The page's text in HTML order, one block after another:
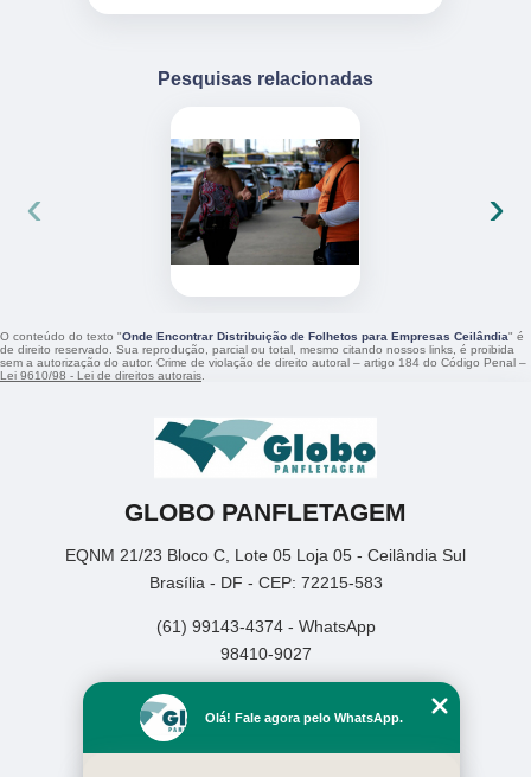
Pesquisas relacionadas
‹ ›
O conteúdo do texto "Onde Encontrar Distribuição de Folhetos para Empresas Ceilândia" é
de direito reservado. Sua reprodução, parcial ou total, mesmo citando nossos links, é proibida
sem a autorização do autor. Crime de violação de direito autoral – artigo 184 do Código Penal –
Lei 9610/98 - Lei de direitos autorais
GLOBO PANFLETAGEM
EQNM 21/23 Bloco C, Lote 05 Loja 05 - Ceilândia Sul
Brasília - DF - CEP: 72215-583
(61) 99143-4374 - WhatsApp
98410-9027
Empresa
Missão
Olá! Fale agora pelo WhatsApp.